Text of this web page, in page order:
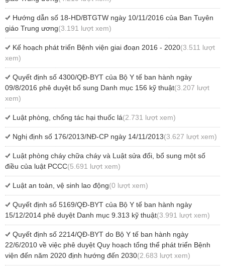
Hướng dẫn số 18-HD/BTGTW ngày 10/11/2016 của Ban Tuyên
giáo Trung ương(3.191 lượt xem)
Kế hoạch phát triển Bệnh viện giai đoạn 2016 - 2020(3.511 lượt
xem)
Quyết định số 4300/QĐ-BYT của Bộ Y tế ban hành ngày
09/8/2016 phê duyệt bổ sung Danh mục 156 kỹ thuật(3.207 lượt
xem)
Luật phòng, chống tác hại thuốc lá(2.731 lượt xem)
Nghị định số 176/2013/NĐ-CP ngày 14/11/2013(3.627 lượt xem)
Luật phòng cháy chữa cháy và Luật sửa đổi, bổ sung một số
điều của luật PCCC(5.691 lượt xem)
Luật an toàn, vệ sinh lao động(0 lượt xem)
Quyết định số 5169/QĐ-BYT của Bộ Y tế ban hành ngày
15/12/2014 phê duyệt Danh mục 9.313 kỹ thuật(3.991 lượt xem)
Quyết định số 2214/QĐ-BYT do Bộ Y tế ban hành ngày
22/6/2010 về việc phê duyệt Quy hoạch tổng thể phát triển Bệnh
viện đến năm 2020 định hướng đến 2030(2.683 lượt xem)